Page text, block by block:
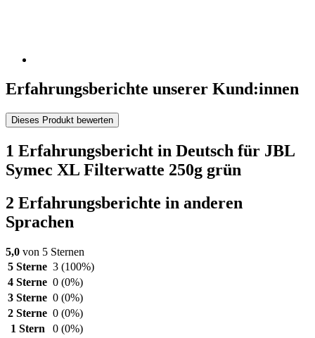
Erfahrungsberichte unserer Kund:innen
Dieses Produkt bewerten
1 Erfahrungsbericht in Deutsch für JBL
Symec XL Filterwatte 250g grün
2 Erfahrungsberichte in anderen
Sprachen
5,0 von 5 Sternen
5 Sterne 3 (100%)
4 Sterne 0 (0%)
3 Sterne 0 (0%)
2 Sterne 0 (0%)
1 Stern
0 (0%)